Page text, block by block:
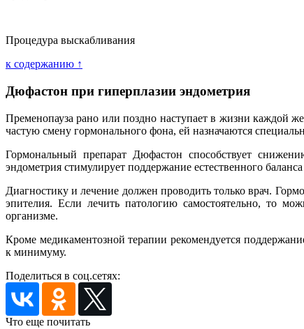
Процедура выскабливания
к содержанию ↑
Дюфастон при гиперплазии эндометрия
Пременопауза рано или поздно наступает в жизни каждой
частую смену гормонального фона, ей назначаются
Гормональный препарат Дюфастон способствует
эндометрия стимулирует поддержание естественного
Диагностику и лечение должен проводить только врач.
эпителия. Если лечить патологию самостоятельно, то
организме.
Кроме медикаментозной терапии рекомендуется
к минимуму.
Поделиться в соц.сетях:
Что еще почитать